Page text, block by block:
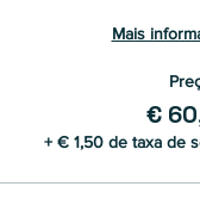
Mais
€
+ € 1,50 de taxa de